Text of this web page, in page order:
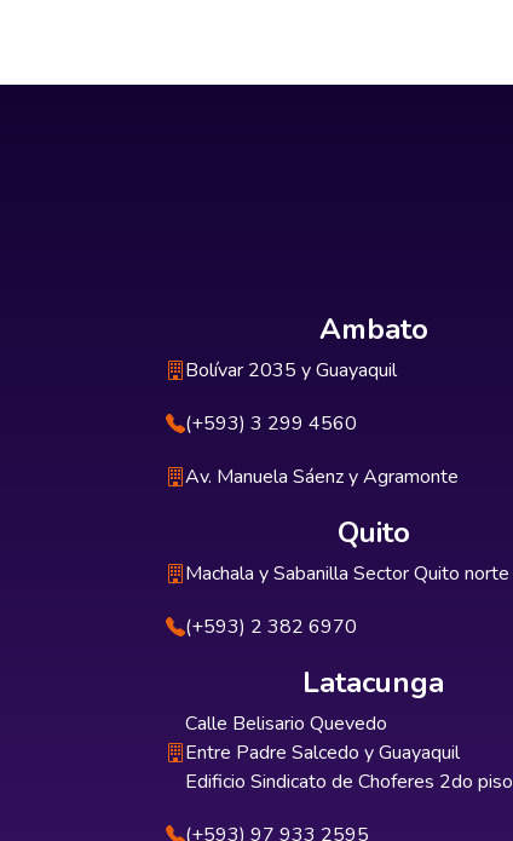
Ambato
Bolívar 2035 y Guayaquil
(+593) 3 299 4560
Av. Manuela Sáenz y Agramonte
Quito
Machala y Sabanilla Sector Quito norte
(+593) 2 382 6970
Latacunga
Calle Belisario Quevedo
Entre Padre Salcedo y Guayaquil
Edificio Sindicato de Choferes 2do piso
(+593) 97 933 2595